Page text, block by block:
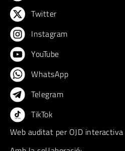
Twitter
Instagram
YouTube
WhatsApp
Telegram
TikTok
Web auditat per OJD interactiva